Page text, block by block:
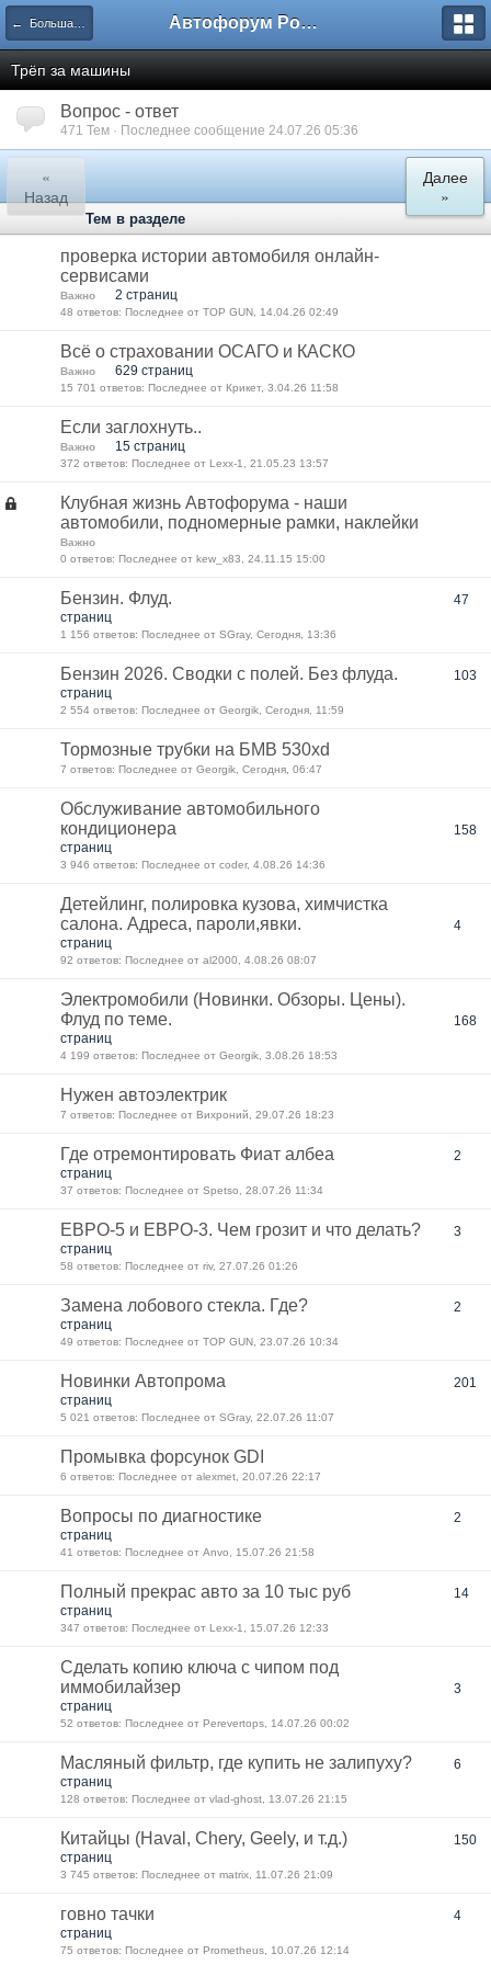
← Большая флудерская Автофорум Ростова-на-Дону
Трёп за машины
Вопрос - ответ
471 Тем · Последнее сообщение 24.07.26 05:36
«
Назад
Далее
»
Тем в разделе
проверка истории автомобиля онлайн-
сервисами
Важно 2 страниц
48 ответов: Последнее от TOP GUN, 14.04.26 02:49
Всё о страховании ОСАГО и КАСКО
Важно 629 страниц
15 701 ответов: Последнее от Крикет, 3.04.26 11:58
Если заглохнуть..
Важно 15 страниц
372 ответов: Последнее от Lexx-1, 21.05.23 13:57
Клубная жизнь Автофорума - наши
автомобили, подномерные рамки, наклейки
Важно
0 ответов: Последнее от kew_x83, 24.11.15 15:00
Бензин. Флуд.
47
страниц
1 156 ответов: Последнее от SGray, Сегодня, 13:36
Бензин 2026. Сводки с полей. Без флуда.
103
страниц
2 554 ответов: Последнее от Georgik, Сегодня, 11:59
Тормозные трубки на БМВ 530xd
7 ответов: Последнее от Georgik, Сегодня, 06:47
Обслуживание автомобильного
кондиционера
158
страниц
3 946 ответов: Последнее от coder, 4.08.26 14:36
Детейлинг, полировка кузова, химчистка
салона. Адреса, пароли,явки.
4
страниц
92 ответов: Последнее от al2000, 4.08.26 08:07
Электромобили (Новинки. Обзоры. Цены).
Флуд по теме.
168
страниц
4 199 ответов: Последнее от Georgik, 3.08.26 18:53
Нужен автоэлектрик
7 ответов: Последнее от Вихроний, 29.07.26 18:23
Где отремонтировать Фиат албеа
2
страниц
37 ответов: Последнее от Spetso, 28.07.26 11:34
ЕВРО-5 и ЕВРО-3. Чем грозит и что делать?
3
страниц
58 ответов: Последнее от riv, 27.07.26 01:26
Замена лобового стекла. Где?
2
страниц
49 ответов: Последнее от TOP GUN, 23.07.26 10:34
Новинки Автопрома
201
страниц
5 021 ответов: Последнее от SGray, 22.07.26 11:07
Промывка форсунок GDI
6 ответов: Последнее от alexmet, 20.07.26 22:17
Вопросы по диагностике
2
страниц
41 ответов: Последнее от Anvo, 15.07.26 21:58
Полный прекрас авто за 10 тыс руб
14
страниц
347 ответов: Последнее от Lexx-1, 15.07.26 12:33
Сделать копию ключа с чипом под
иммобилайзер
3
страниц
52 ответов: Последнее от Perevertops, 14.07.26 00:02
Масляный фильтр, где купить не залипуху?
6
страниц
128 ответов: Последнее от vlad-ghost, 13.07.26 21:15
Китайцы (Haval, Chery, Geely, и т.д.)
150
страниц
3 745 ответов: Последнее от matrix, 11.07.26 21:09
говно тачки
4
страниц
75 ответов: Последнее от Prometheus, 10.07.26 12:14